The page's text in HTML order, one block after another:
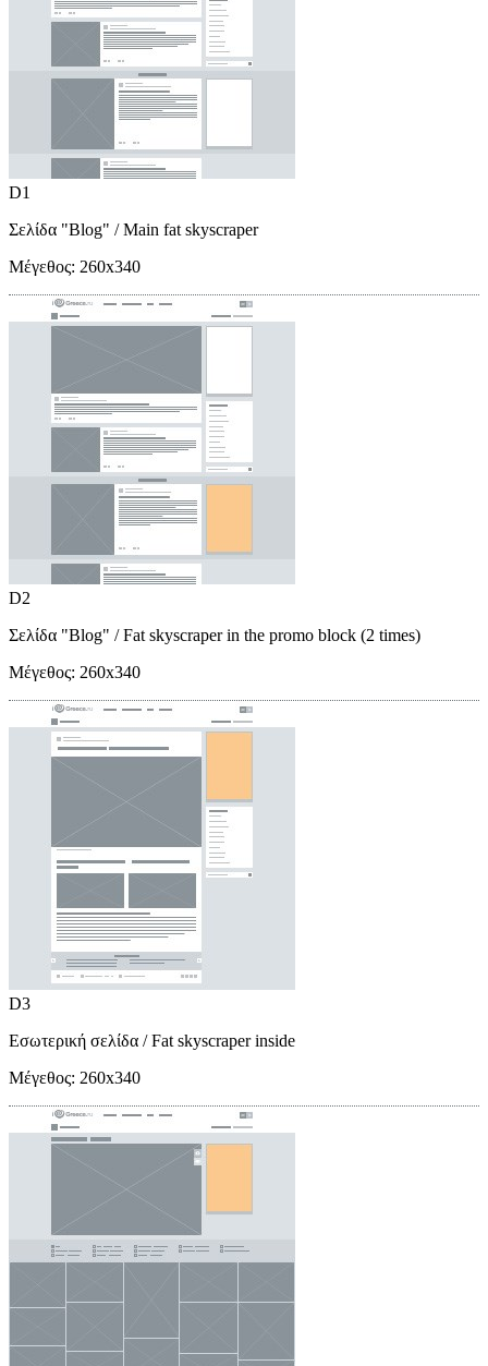
D1
Σελίδα "Blog" / Main fat skyscraper
Μέγεθος: 260x340
D2
Σελίδα "Blog" / Fat skyscraper in the promo block (2 times)
Μέγεθος: 260x340
D3
Εσωτερική σελίδα / Fat skyscraper inside
Μέγεθος: 260x340